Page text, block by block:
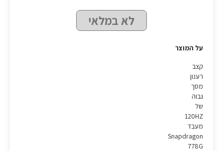
לא במלאי
על המוצר
קצב
רענון
מסך
גבוה
של
120HZ
מעבד
Snapdragon
778G